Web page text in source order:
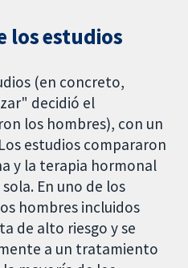
los estudios
(en concreto,
decidió el
los hombres), con un
estudios compararon
y la terapia hormonal
En uno de los
hombres incluidos
de alto riesgo y se
a un tratamiento